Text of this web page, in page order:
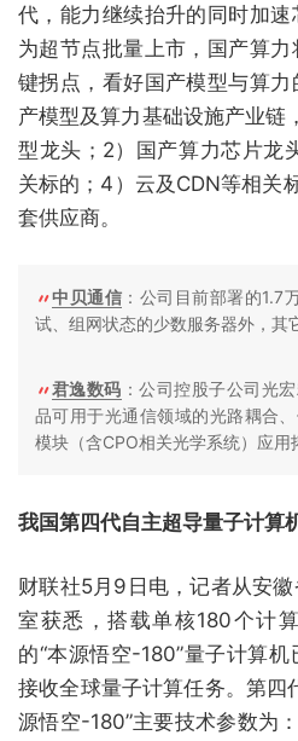
代，能力继续抬升的同时加
为超节点批量上市，国产算
键拐点，看好国产模型与算
产模型及算力基础设施产业链
型龙头；2）国产算力芯片龙
关标的；4）云及CDN等相关
套供应商。
中贝通信 ：公司目前部署的1.7
试、组网状态的少数服务器外，其
君逸数码 ：公司控股子公司光
品可用于光通信领域的光路耦合
模块（含CPO相关光学系统）应用
我国第四代自主超导量子计算
财联社5月9日电，记者从安
室获悉，搭载单核180个计
的“本源悟空-180”量子计算
接收全球量子计算任务。第四
源悟空-180”主要技术参数为